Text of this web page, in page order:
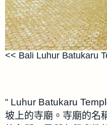
<< Bali Luhur Batukaru
“ Luhur Batukaru
坡上的寺廟。寺廟的名